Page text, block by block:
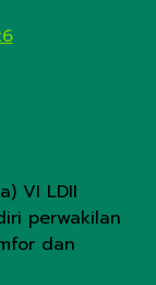
VI LDII
perwakilan
dan